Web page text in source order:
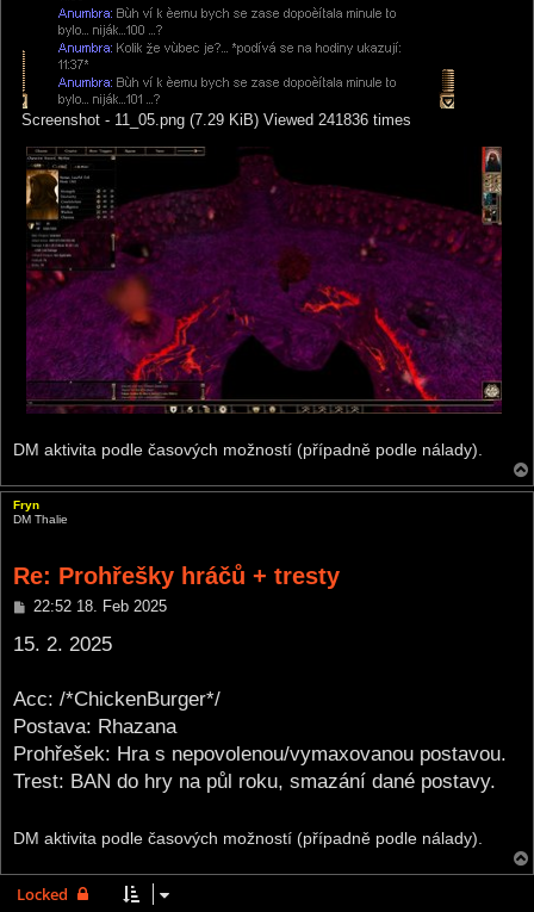
Screenshot - 11_05.png (7.29 KiB) Viewed 241836 times
DM aktivita podle časových možností (případně podle nálady).
Fryn
DM Thalie
Re: Prohřešky hráčů + tresty
P
s
22:52 18. Feb 2025
15. 2. 2025
Acc: /*ChickenBurger*/
Postava: Rhazana
Prohřešek: Hra s nepovolenou/vymaxovanou postavou.
Trest: BAN do hry na půl roku, smazání dané postavy.
DM aktivita podle časových možností (případně podle nálady).
Locked